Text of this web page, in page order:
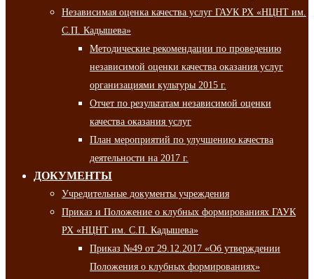
Независимая оценка качества услуг ГАУК РХ «НЦНТ им.
С.П. Кадышева»
Методические рекомендации по проведению
независимой оценки качества оказания услуг
организациями культуры 2015 г.
Отчет по результатам независимой оценки
качества оказания услуг
План мероприятий по улучшению качества
деятельности на 2017 г.
ДОКУМЕНТЫ
Учредительные документы учреждения
Приказ и Положение о клубных формированиях ГАУК
РХ «НЦНТ им. С.П. Кадышева»
Приказ №49 от 29.12.2017 «Об утверждении
Положения о клубных формированиях»